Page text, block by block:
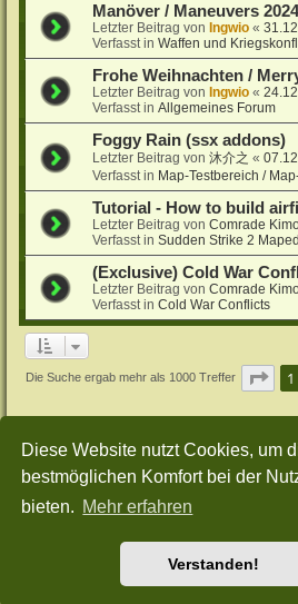
Diese Website nutzt Cookies, um
bestmöglichen Komfort bei der
bieten. Mehr erfahren
Verstanden!
Manöver / Maneuvers
Letzter Beitrag vonIngwio «
Verfasst inWaffen und
Frohe Weihnachten /
Letzter Beitrag vonIngwio «
Verfasst inAllgemeines Forum
Foggy Rain (ssx addons)
Letzter Beitrag von沐介之 «
Verfasst in Map-Testbereich /
Tutorial - How to build
Letzter Beitrag vonComrade
Verfasst inSudden Strike 2
(Exclusive) Cold War
Letzter Beitrag vonComrade
Verfasst inCold War Conflicts
Die Suche ergab mehr als 1000 Treffer Seite
1
Sudden-Strike-Maps.de Hauptseite
Powered byphpBB® Forum Software © phpBB
Style: Green-Style-Split by Joyce&LunaphpBB-
Nutzungsbedingungen